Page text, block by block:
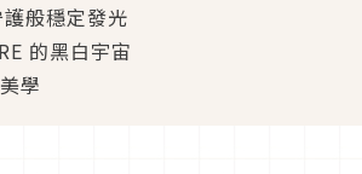
般穩定發光
的黑白宇宙
學